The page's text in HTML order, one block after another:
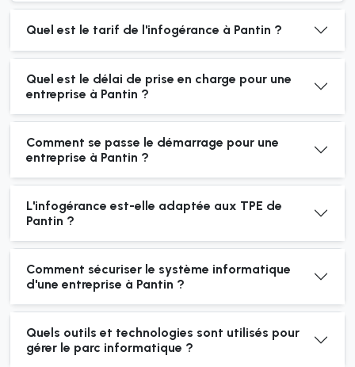
Quel est le tarif de l'infogérance à Pantin ?
Quel est le délai de prise en charge pour une
entreprise à Pantin ?
Comment se passe le démarrage pour une
entreprise à Pantin ?
L'infogérance est-elle adaptée aux TPE de
Pantin ?
Comment sécuriser le système informatique
d'une entreprise à Pantin ?
Quels outils et technologies sont utilisés pour
gérer le parc informatique ?